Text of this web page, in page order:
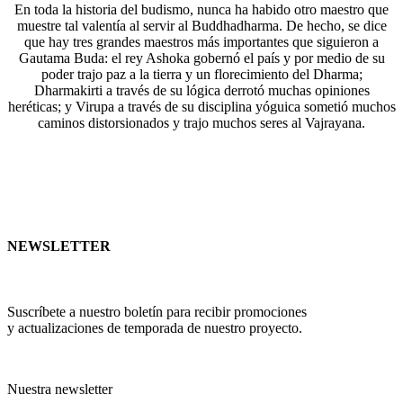
En toda la historia del budismo, nunca ha habido otro maestro que
muestre tal valentía al servir al Buddhadharma. De hecho, se dice
que hay tres grandes maestros más importantes que siguieron a
Gautama Buda: el rey Ashoka gobernó el país y por medio de su
poder trajo paz a la tierra y un florecimiento del Dharma;
Dharmakirti a través de su lógica derrotó muchas opiniones
heréticas; y Virupa a través de su disciplina yóguica sometió muchos
caminos distorsionados y trajo muchos seres al Vajrayana.
NEWSLETTER
Suscríbete a nuestro boletín para recibir promociones
y actualizaciones de temporada de nuestro proyecto.
Nuestra newsletter